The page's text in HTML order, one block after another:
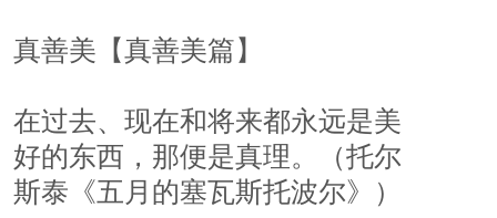
真善美【真善美篇】
在过去、现在和将来都永远是美
好的东西，那便是真理。（托尔
斯泰《五月的塞瓦斯托波尔》）